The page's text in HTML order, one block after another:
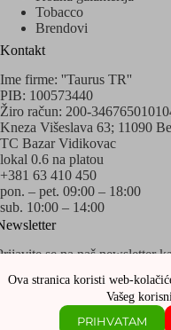
Ova stranica koristi web-
Vašeg
PRIHVATAM
Tobacco
Brendovi
Kontakt
Ime firme: ''Taurus TR''
PIB: 100573440
Žiro račun: 200-
Kneza Višeslava 63; 11090
TC Bazar Vidikovac
lokal 0.6 na platou
+381 63 410 450
pon. – pet. 09:00 – 18:00
sub. 10:00 – 14:00
se na naš newsletter